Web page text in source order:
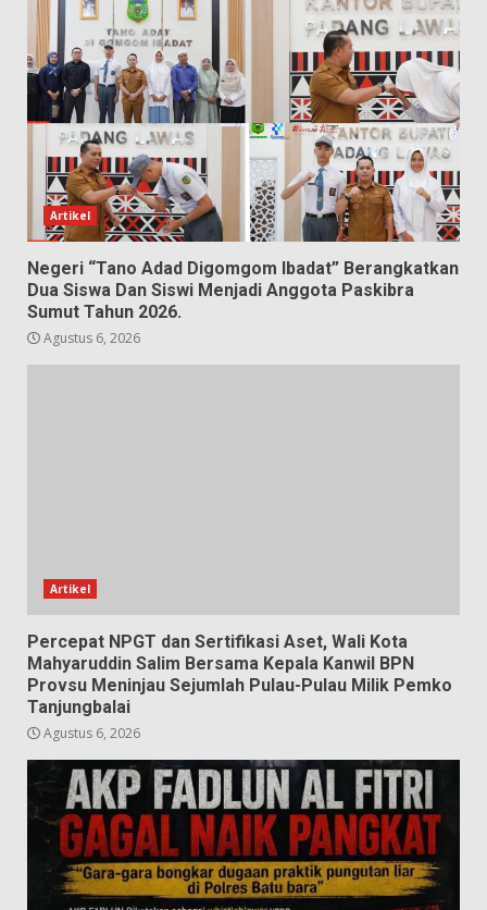
Artikel
Negeri “Tano Adad Digomgom Ibadat” Berangkatkan
Dua Siswa Dan Siswi Menjadi Anggota Paskibra
Sumut Tahun 2026.
Agustus 6, 2026
Artikel
Percepat NPGT dan Sertifikasi Aset, Wali Kota
Mahyaruddin Salim Bersama Kepala Kanwil BPN
Provsu Meninjau Sejumlah Pulau-Pulau Milik Pemko
Tanjungbalai
Agustus 6, 2026